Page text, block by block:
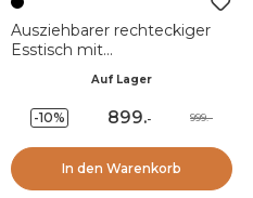
Ausziehbarer rechteckiger
Esstisch mit
cm) Kryo Schwarz
Auf Lager
-10% 899.- 999.-
In den Warenkorb